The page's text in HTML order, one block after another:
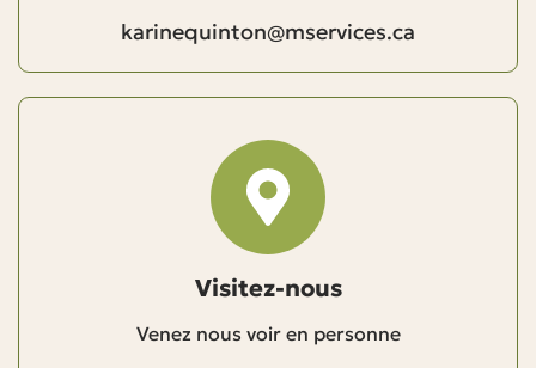
karinequinton@mservices.ca
Visitez-nous
Venez nous voir en personne